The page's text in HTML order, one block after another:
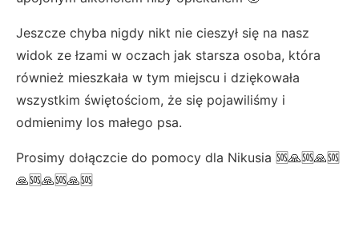
Jeszcze chyba nigdy nikt nie cieszył się na nasz
widok ze łzami w oczach jak starsza osoba, która
również mieszkała w tym miejscu i dziękowała
wszystkim świętościom, że się pojawiliśmy i
odmienimy los małego psa.
Prosimy dołączcie do pomocy dla Nikusia 🆘🙏🆘🙏🆘
🙏🆘🙏🆘🙏🆘